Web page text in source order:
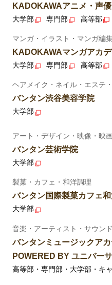
KADOKAWAアニメ・声
大学部 専門部 高等部
マンガ・イラスト・マンガ編
KADOKAWAマンガアカ
大学部 専門部 高等部
ヘアメイク・ネイル・エステ
バンタン渋谷美容学院
大学部
アート・デザイン・映像・映
バンタン芸術学院
大学部
製菓・カフェ・和洋調理
バンタン国際製菓カフェ
大学部
音楽・アーティスト・サウン
バンタンミュージックア
POWERED BY ユニバー
高等部・専門部・大学部・キ